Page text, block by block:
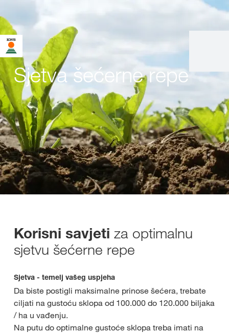
Sjetva šećerne repe
Korisni savjeti za optimalnu
sjetvu šećerne repe
Sjetva - temelj vašeg uspjeha
Da biste postigli maksimalne prinose šećera, trebate
ciljati na gustoću sklopa od 100.000 do 120.000 biljaka
/ ha u vađenju.
Na putu do optimalne gustoće sklopa treba imati na